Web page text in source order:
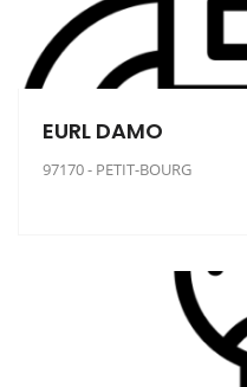
EURL DAMO
97170 - PETIT-BOURG